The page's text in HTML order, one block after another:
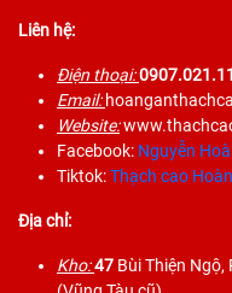
Liên hệ:
Điện thoại:
Email:
Website:
Facebook: Nguyễn
Tiktok:Thạch cao
Địa chỉ:
Kho:47 Bùi Thiện Ngộ,